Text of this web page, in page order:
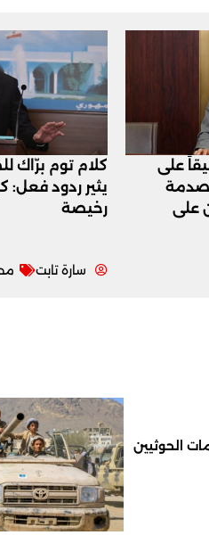
على
على
كلام توم برّاك
يثير ردود فعل:
رخيصة
سارة تابت
الحوثيين